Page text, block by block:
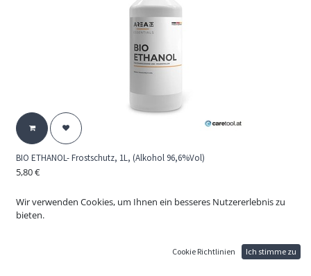
BIO ETHANOL- Frostschutz, 1L, (Alkohol 96,6%Vol)
5,80€
Gefahr. Flüssigkeit und Dampf leicht entzündbar.
Verursacht schwere Augenreizung.
Wir verwenden Cookies, um Ihnen ein besseres Nutzererlebnis zu
bieten.
Cookie Richtlinien Ich stimme zu